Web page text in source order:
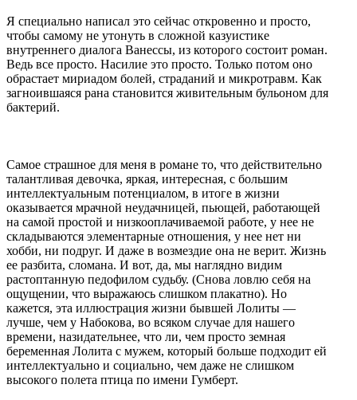
Я специально написал это сейчас откровенно и просто,
чтобы самому не утонуть в сложной казуистике
внутреннего диалога Ванессы, из которого состоит роман.
Ведь все просто. Насилие это просто. Только потом оно
обрастает мириадом болей, страданий и микротравм. Как
загноившаяся рана становится живительным бульоном для
бактерий.
Самое страшное для меня в романе то, что действительно
талантливая девочка, яркая, интересная, с большим
интеллектуальным потенциалом, в итоге в жизни
оказывается мрачной неудачницей, пьющей, работающей
на самой простой и низкооплачиваемой работе, у нее не
складываются элементарные отношения, у нее нет ни
хобби, ни подруг. И даже в возмездие она не верит. Жизнь
ее разбита, сломана. И вот, да, мы наглядно видим
растоптанную педофилом судьбу. (Снова ловлю себя на
ощущении, что выражаюсь слишком плакатно). Но
кажется, эта иллюстрация жизни бывшей Лолиты —
лучше, чем у Набокова, во всяком случае для нашего
времени, назидательнее, что ли, чем просто земная
беременная Лолита с мужем, который больше подходит ей
интеллектуально и социально, чем даже не слишком
высокого полета птица по имени Гумберт.